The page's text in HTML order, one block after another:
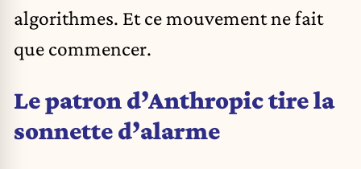
algorithmes. Et ce mouvement ne fait
que commencer.
Le patron d’Anthropic tire la
sonnette d’alarme